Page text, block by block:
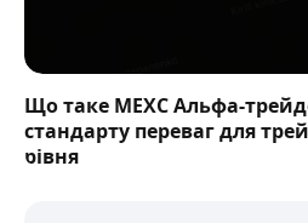
Що таке MEXC Альфа-
стандарту переваг для
рівня